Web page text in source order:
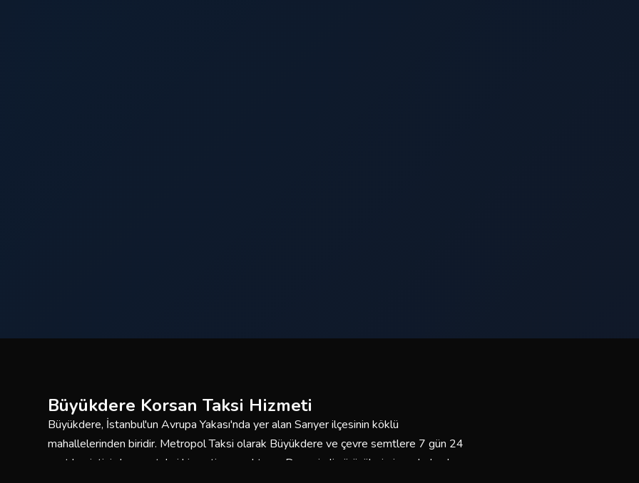
Büyükdere Korsan Taksi Hizmeti
Büyükdere, İstanbul'un Avrupa Yakası'nda yer alan Sarıyer ilçesinin köklü
mahallelerinden biridir. Metropol Taksi olarak Büyükdere ve çevre semtlere 7 gün 24
saat kesintisiz korsan taksi hizmeti sunmaktayız. Deneyimli sürücülerimiz ve bakımlı